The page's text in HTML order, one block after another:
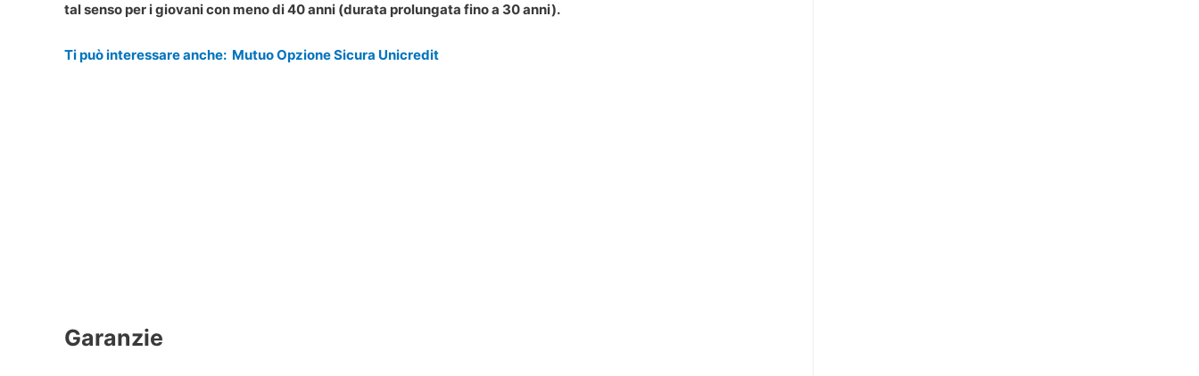
tal senso per i giovani con meno di 40 anni (durata prolungata fino a 30 anni).
Ti può interessare anche: Mutuo Opzione Sicura Unicredit
Garanzie